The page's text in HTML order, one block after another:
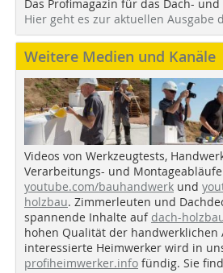
Das Profimagazin für das Dach-
Hier geht es zur aktuellen Ausgabe
Weitere Medien und Kanäle
Videos von Werkzeugtests,
Verarbeitungs- und
youtube.com/bauhandwerk und
holzbau. Zimmerleuten und
spannende Inhalte auf dach-
hohen Qualität der handwerklichen
interessierte Heimwerker wird in
profiheimwerker.info fündig. Sie